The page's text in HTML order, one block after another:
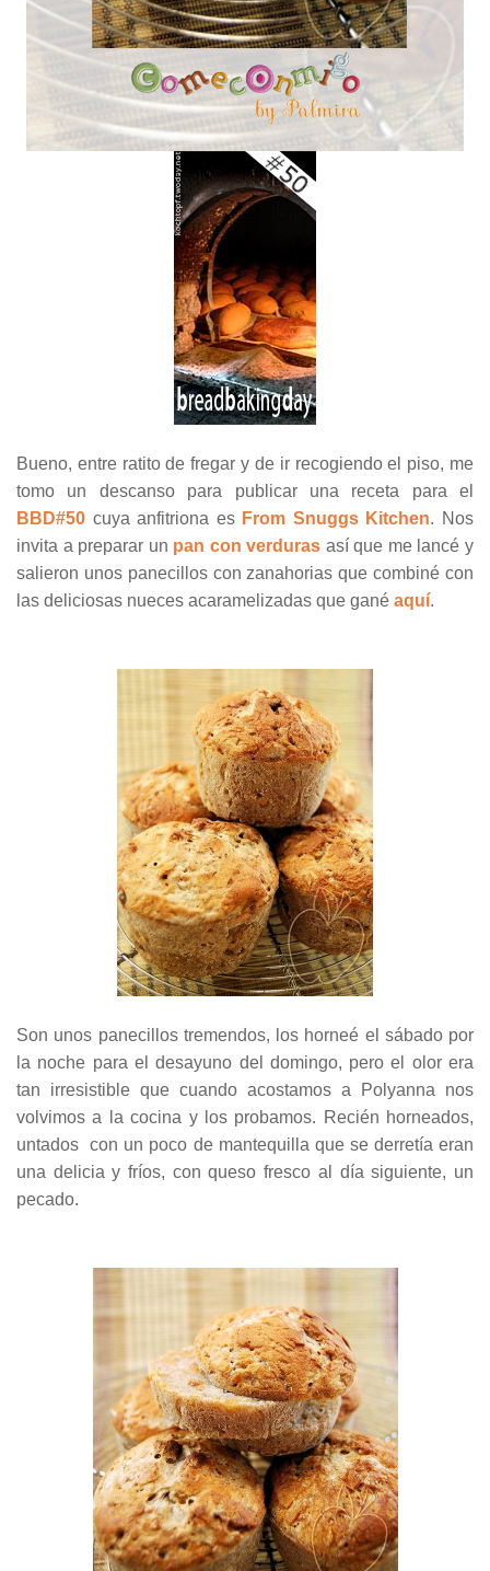
Bueno, entre ratito de fregar y de ir recogiendo el piso, me
tomo un descanso para publicar una receta para el
BBD#50 cuya anfitriona es From Snuggs Kitchen. Nos
invita a preparar un pan con verduras así que me lancé y
salieron unos panecillos con zanahorias que combiné con
las deliciosas nueces acaramelizadas que gané aquí.
Son unos panecillos tremendos, los horneé el sábado por
la noche para el desayuno del domingo, pero el olor era
tan irresistible que cuando acostamos a Polyanna nos
volvimos a la cocina y los probamos. Recién horneados,
untados con un poco de mantequilla que se derretía eran
una delicia y fríos, con queso fresco al día siguiente, un
pecado.